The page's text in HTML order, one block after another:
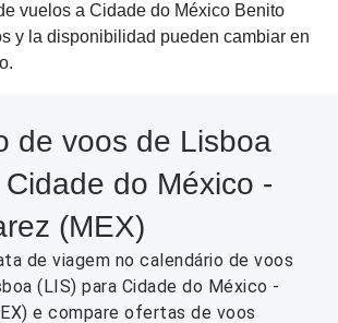
vuelos a Cidade do México Benito
y la disponibilidad pueden cambiar en
de voos de Lisboa
do México -
(MEX)
de viagem no calendário de voos
(LIS) para Cidade do México -
e compare ofertas de voos